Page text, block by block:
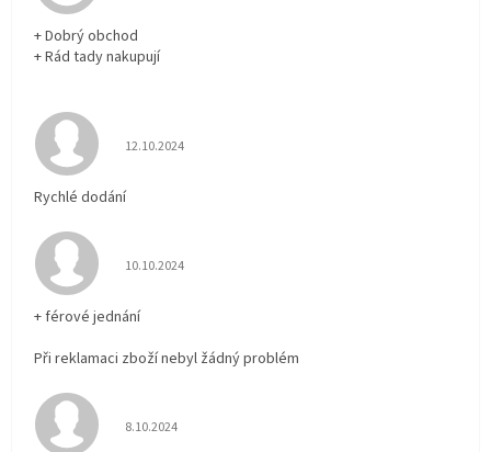
+ Dobrý obchod
+ Rád tady nakupují
Hodnocení obchodu je 5 z 5 hvězdiček.
12.10.2024
Rychlé dodání
Hodnocení obchodu je 5 z 5 hvězdiček.
10.10.2024
+ férové jednání
Při reklamaci zboží nebyl žádný problém
Hodnocení obchodu je 5 z 5 hvězdiček.
8.10.2024